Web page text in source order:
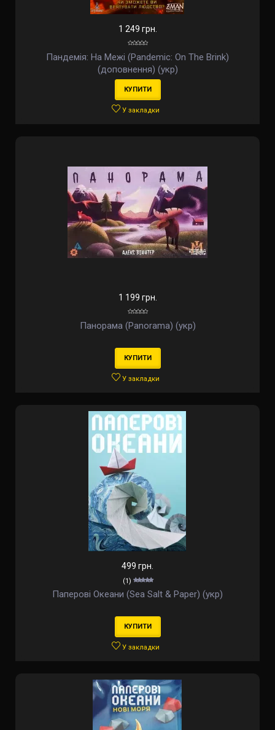
1 249 грн.
Пандемія: На Межі (Pandemic: On The Brink)
(доповнення) (укр)
КУПИТИ
У закладки
1 199 грн.
Панорама (Panorama) (укр)
КУПИТИ
У закладки
499 грн.
(1)
Паперові Океани (Sea Salt & Paper) (укр)
КУПИТИ
У закладки